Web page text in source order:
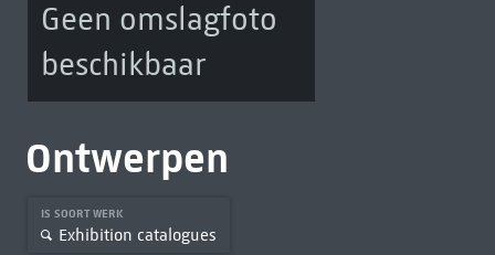
Geen omslagfoto
beschikbaar
Ontwerpen
IS SOORT WERK
Exhibition catalogues